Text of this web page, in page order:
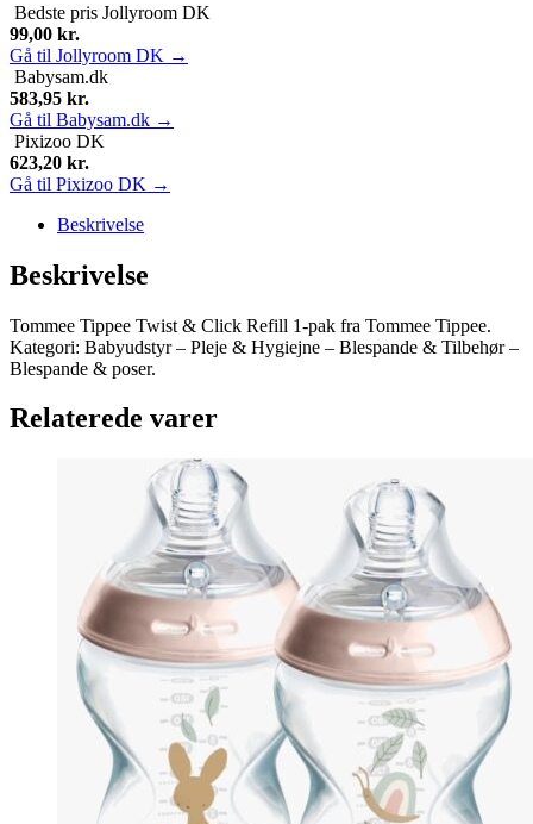
Bedste pris Jollyroom DK
99,00 kr.
Gå til Jollyroom DK →
Babysam.dk
583,95 kr.
Gå til Babysam.dk →
Pixizoo DK
623,20 kr.
Gå til Pixizoo DK →
Beskrivelse
Beskrivelse
Tommee Tippee Twist & Click Refill 1-pak fra Tommee Tippee.
Kategori: Babyudstyr – Pleje & Hygiejne – Blespande & Tilbehør –
Blespande & poser.
Relaterede varer